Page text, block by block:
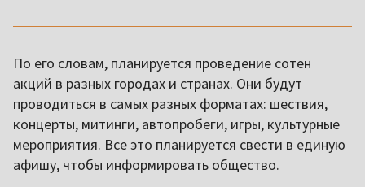
По его словам, планируется проведение сотен
акций в разных городах и странах. Они будут
проводиться в самых разных форматах: шествия,
концерты, митинги, автопробеги, игры, культурные
мероприятия. Все это планируется свести в единую
афишу, чтобы информировать общество.